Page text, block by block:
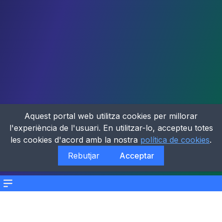
Menu
Aquest portal web utilitza cookies per millorar
l'experiència de l'usuari. En utilitzar-lo, accepteu totes
les cookies d'acord amb la nostra política de cookies.
Rebutjar
Acceptar